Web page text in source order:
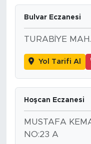
Bulvar Eczanesi
TURABİYE
Yol Tarifi Al
Hoşcan Eczanesi
MUSTAFA
NO:23 A